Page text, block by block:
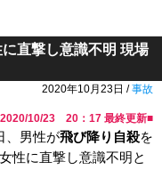
直撃し意識不明 現場
2020年10月23日 /事故
2020/10/23 20：17 最終更新■
、男性が飛び降り自殺を
性に直撃し意識不明と